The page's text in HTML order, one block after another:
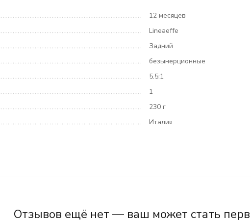
12 месяцев
Lineaeffe
Задний
безынерционные
5.5:1
1
230 г
Италия
Отзывов ещё нет — ваш может стать